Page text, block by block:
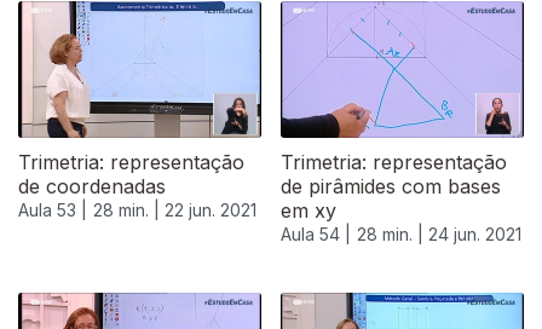
Trimetria: representação
de coordenadas
Aula 53 | 28 min. | 22 jun. 2021
Trimetria: representação
de pirâmides com bases
em xy
Aula 54 | 28 min. | 24 jun. 2021